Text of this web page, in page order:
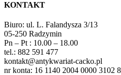
KONTAKT
Biuro: ul. L. Falandysza 3/13
05-250 Radzymin
Pn – Pt : 10.00 – 18.00
tel.: 882 591 477
kontakt@antykwariat-cacko.pl
nr konta: 16 1140 2004 0000 3102